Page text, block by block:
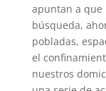
apuntan a que
búsqueda,
pobladas,
el
nuestros